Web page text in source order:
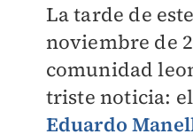
La tarde de
noviembre de
comunidad
triste noticia:
Eduardo